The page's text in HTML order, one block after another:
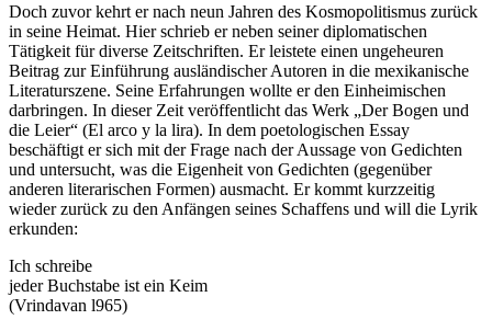
Doch zuvor kehrt er nach neun Jahren des Kosmopolitismus zurück
in seine Heimat. Hier schrieb er neben seiner diplomatischen
Tätigkeit für diverse Zeitschriften. Er leistete einen ungeheuren
Beitrag zur Einführung ausländischer Autoren in die mexikanische
Literaturszene. Seine Erfahrungen wollte er den Einheimischen
darbringen. In dieser Zeit veröffentlicht das Werk „Der Bogen und
die Leier“ (El arco y la lira). In dem poetologischen Essay
beschäftigt er sich mit der Frage nach der Aussage von Gedichten
und untersucht, was die Eigenheit von Gedichten (gegenüber
anderen literarischen Formen) ausmacht. Er kommt kurzzeitig
wieder zurück zu den Anfängen seines Schaffens und will die Lyrik
erkunden:
Ich schreibe
jeder Buchstabe ist ein Keim
(Vrindavan l965)